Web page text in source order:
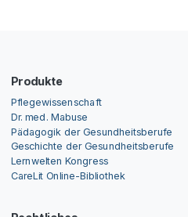
Produkte
Pflegewissenschaft
Dr. med. Mabuse
Pädagogik der Gesundheitsberufe
Geschichte der Gesundheitsberufe
Lernwelten Kongress
CareLit Online-Bibliothek